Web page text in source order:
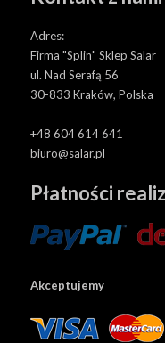
Adres:
Firma "Splin" Sklep Salar
ul. Nad Serafą 56
30-833 Kraków, Polska
+48 604 614 641
biuro@salar.pl
Płatności
Akceptujemy